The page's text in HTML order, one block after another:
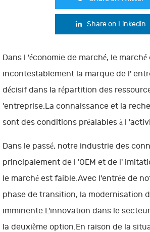
Share on Linkedin
Dans l 'économie de marché, le marché
incontestablement la marque de l'
décisif dans la répartition des
'entreprise.La connaissance et la
sont des conditions préalables à l
Dans le passé, notre industrie des
principalement de l 'OEM et de l'
le marché est faible.Avec l'entrée de
phase de transition, la modernisation
imminente.L'innovation dans le
la deuxième option.En raison de la